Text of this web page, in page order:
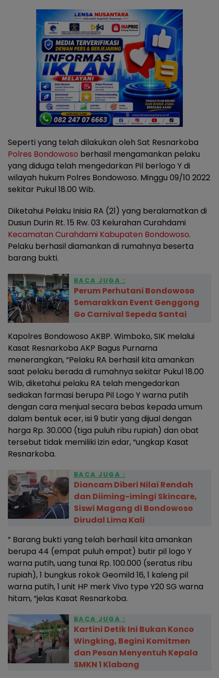
Seperti yang telah dilakukan oleh Sat Resnarkoba
Polres Bondowoso berhasil mengamankan pelaku
yang diduga telah mengedarkan Pil berlogo Y di
wilayah hukum Polres Bondowoso. Minggu 09/10 2022
sekitar Pukul 18.00 Wib.
Diketahui Pelaku Inisia RA (21) yang beralamatkan di
Dusun Durin Rt. 15 Rw. 03 Kelurahan Curahdami
Kecamatan Curahdami Kabupaten Bondowoso.
Pelaku berhasil diamankan di rumahnya beserta
barang bukti.
BACA JUGA :
Perum Perhutani Bondowoso
Semarakkan Event Genggong
Go Carnival Sepeda Santai
Kapolres Bondowoso AKBP. Wimboko, SIK melalui
Kasat Resnarkoba AKP Bagus Purnama
menerangkan, “Pelaku RA berhasil kita amankan
saat pelaku berada di rumahnya sekitar Pukul 18.00
Wib, diketahui pelaku RA telah mengedarkan
sediakan farmasi berupa Pil Logo Y warna putih
dengan cara menjual secara bebas kepada umum
dalam bentuk ecer, isi 9 butir yang dijual dengan
harga Rp. 30.000 (tiga puluh ribu rupiah) dan obat
tersebut tidak memiliki izin edar, “ungkap Kasat
Resnarkoba.
BACA JUGA :
Diancam Diberi Nilai Rendah
dan Diiming-imingi Skincare,
Siswi Magang di Bondowoso
Dirudal Lima Kali
” Barang bukti yang telah berhasil kita amankan
berupa 44 (empat puluh empat) butir pil logo Y
warna putih, uang tunai Rp. 100.000 (seratus ribu
rupiah), 1 bungkus rokok Geomild 16, 1 kaleng pil
warna putih, 1 unit HP merk Vivo type Y20 SG warna
hitam, “jelas Kasat Resnarkoba.
BACA JUGA :
Kartini Detik Ini Bukan Konco
Wingking, Begini Komitmen
dan Pesan Menyentuh Kepala
SMKN 1 Klabang